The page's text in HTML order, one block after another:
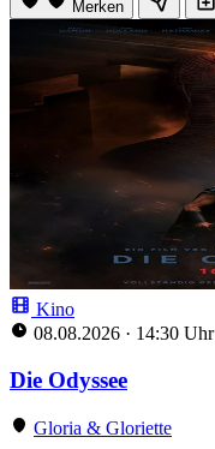
Merken
Kino
08.08.2026 · 14:30 Uhr
Die Odyssee
Gloria & Gloriette